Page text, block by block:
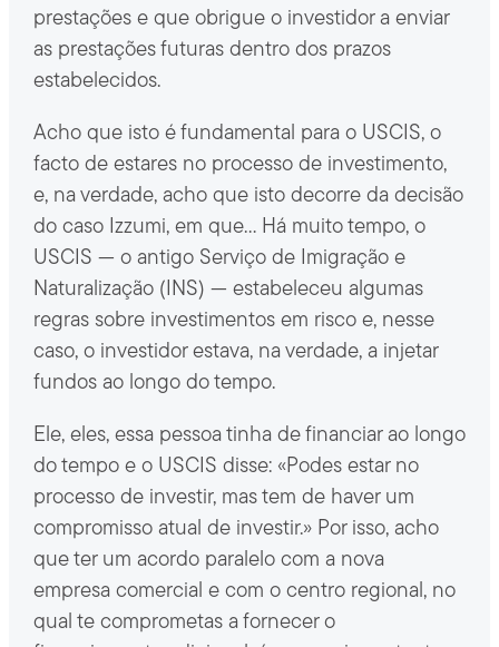
prestações e que obrigue o investidor a enviar
as prestações futuras dentro dos prazos
estabelecidos.
Acho que isto é fundamental para o USCIS, o
facto de estares no processo de investimento,
e, na verdade, acho que isto decorre da decisão
do caso Izzumi, em que… Há muito tempo, o
USCIS — o antigo Serviço de Imigração e
Naturalização (INS) — estabeleceu algumas
regras sobre investimentos em risco e, nesse
caso, o investidor estava, na verdade, a injetar
fundos ao longo do tempo.
Ele, eles, essa pessoa tinha de financiar ao longo
do tempo e o USCIS disse: «Podes estar no
processo de investir, mas tem de haver um
compromisso atual de investir.» Por isso, acho
que ter um acordo paralelo com a nova
empresa comercial e com o centro regional, no
qual te comprometas a fornecer o